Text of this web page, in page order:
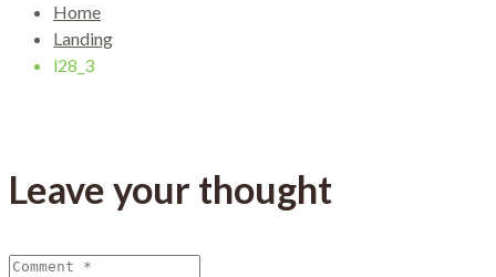
Home
Landing
l28_3
Leave your thought